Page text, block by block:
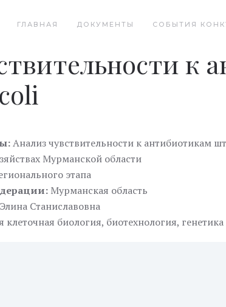
ГЛАВНАЯ ДОКУМЕНТЫ СОБЫТИЯ
Анализ чувствительности к антибиотикам
Мурманской области
этапа
Мурманская область
Станиславовна
биология, биотехнология,